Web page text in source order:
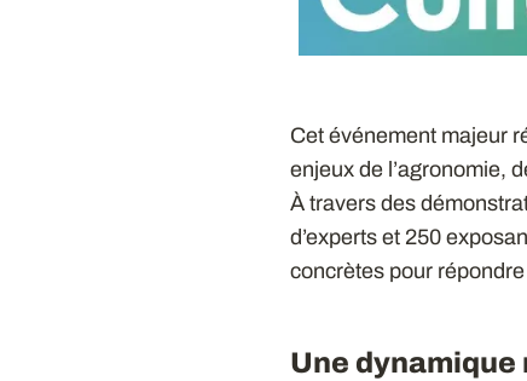
Cet événement majeur
enjeux de l’agronomie,
À travers des
d’experts et 250
concrètes pour
Une